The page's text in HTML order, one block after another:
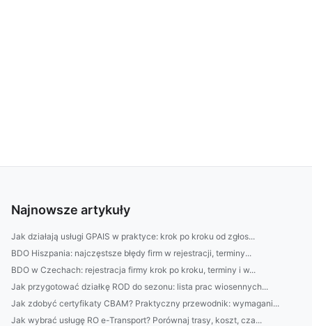
Najnowsze artykuły
Jak działają usługi GPAIS w praktyce: krok po kroku od zgłos...
BDO Hiszpania: najczęstsze błędy firm w rejestracji, terminy...
BDO w Czechach: rejestracja firmy krok po kroku, terminy i w...
Jak przygotować działkę ROD do sezonu: lista prac wiosennych...
Jak zdobyć certyfikaty CBAM? Praktyczny przewodnik: wymagani...
Jak wybrać usługę RO e-Transport? Porównaj trasy, koszt, cza...